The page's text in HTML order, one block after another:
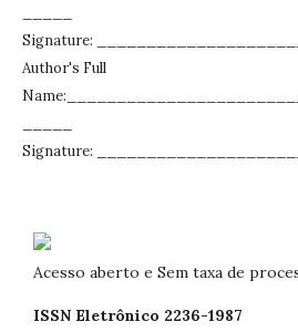
Signature:
Author's Full
Signature:
Acesso aberto e Sem taxa de
ISSN Eletrônico 2236-1987